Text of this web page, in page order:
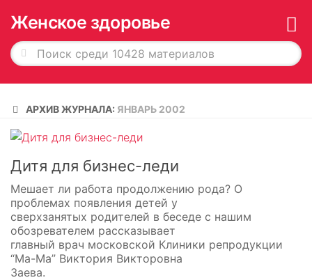
Женское здоровье
Редакция
Рекламодателям
Подписка
Архив
АРХИВ ЖУРНАЛА: ЯНВАРЬ 2002
Дитя для бизнес-леди
Мешает ли работа продолжению рода? О
проблемах появления детей у
сверхзанятых родителей в беседе с нашим
обозревателем рассказывает
главный врач московской Клиники репродукции
“Ма-Ма” Виктория Викторовна
Заева.